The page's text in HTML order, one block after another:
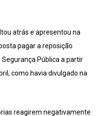
atrás e apresentou na
pagar a reposição
Pública a partir
como havia divulgado na
reagirem negativamente